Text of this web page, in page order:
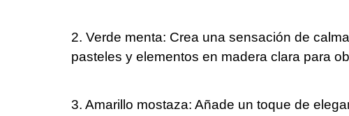
2. Verde menta: Crea una sensación de
pasteles y elementos en madera clara para
3. Amarillo mostaza: Añade un toque de